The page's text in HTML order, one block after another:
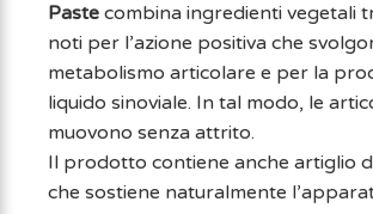
Paste combina ingredienti vegetali
noti per l’azione positiva che
metabolismo articolare e per la
liquido sinoviale. In tal modo, le
muovono senza attrito.
Il prodotto contiene anche artiglio
che sostiene naturalmente